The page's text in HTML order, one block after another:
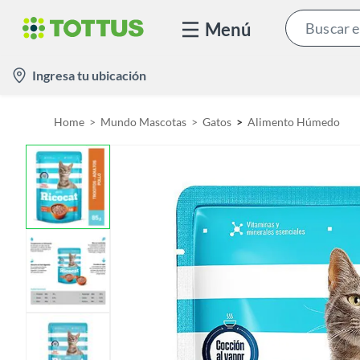
Menú
Ingresa tu ubicación
Home Mundo Mascotas Gatos Alimento Húmedo